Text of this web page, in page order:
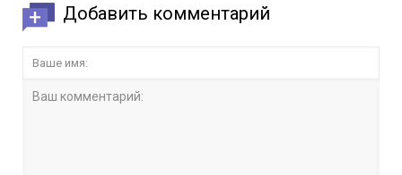
Добавить комментарий